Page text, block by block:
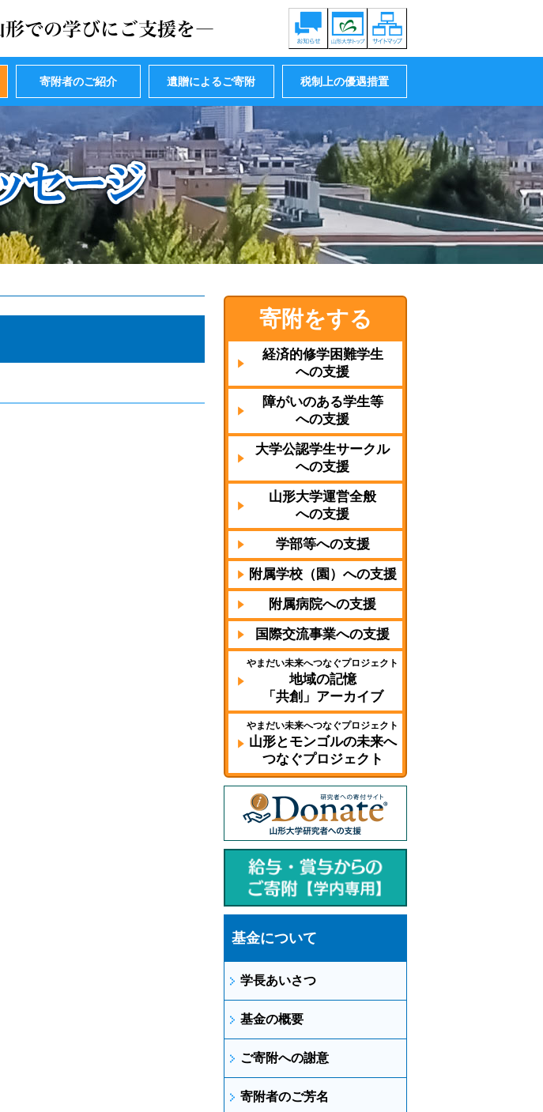
寄附者のご紹介 遺贈によるご寄附 税制上の優遇措置
寄附をする
経済的修学困難学生
への支援
障がいのある学生等
への支援
大学公認学生サークル
への支援
山形大学運営全般
への支援
学部等への支援
附属学校（園）への支援
附属病院への支援
国際交流事業への支援
やまだい未来へつなぐプロジェクト
地域の記憶
「共創」アーカイブ
やまだい未来へつなぐプロジェクト
山形とモンゴルの未来へ
つなぐプロジェクト
基金について
学長あいさつ
基金の概要
ご寄附への謝意
寄附者のご芳名